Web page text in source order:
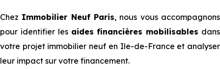
Chez Immobilier Neuf Paris, nous vous accompagnons
pour identifier les aides financières mobilisables dans
votre projet immobilier neuf en Ile-de-France et analyser
leur impact sur votre financement.